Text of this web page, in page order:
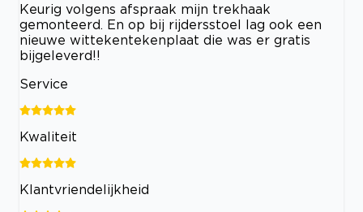
Keurig volgens afspraak mijn trekhaak
gemonteerd. En op bij rijdersstoel lag ook een
nieuwe wittekentekenplaat die was er gratis
bijgeleverd!!
Service
Kwaliteit
Klantvriendelijkheid